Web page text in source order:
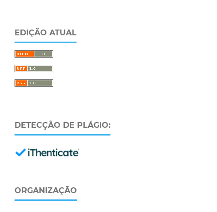
EDIÇÃO ATUAL
DETECÇÃO DE PLÁGIO:
ORGANIZAÇÃO